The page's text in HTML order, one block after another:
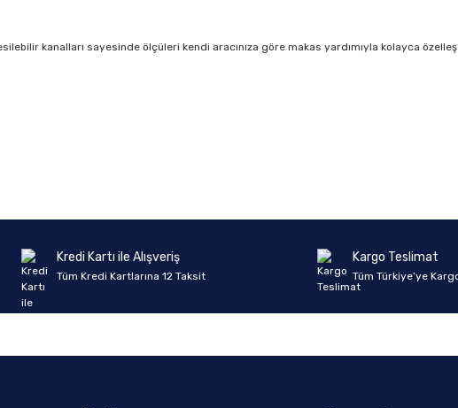
kanalları sayesinde ölçüleri kendi aracınıza göre makas yardımıyla kolayca
Kredi Kartı ile Alışveriş
Tüm Kredi Kartlarına 12 Taksit
Kargo Teslimat
Tüm Türkiye’ye